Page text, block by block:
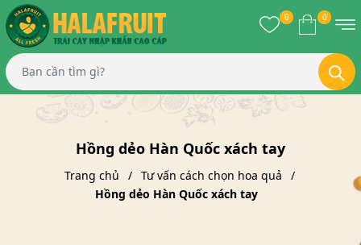
0 0
Hồng dẻo Hàn Quốc xách tay
Trang chủ
Tư vấn cách chọn hoa quả
Hồng dẻo Hàn Quốc xách tay